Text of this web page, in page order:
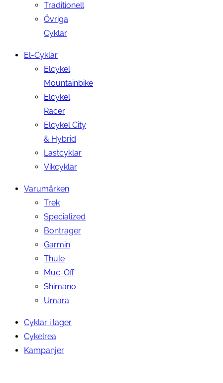
Traditionell
Övriga
Cyklar
El-Cyklar
Elcykel
Mountainbike
Elcykel
Racer
Elcykel City
& Hybrid
Lastcyklar
Vikcyklar
Varumärken
Trek
Specialized
Bontrager
Garmin
Thule
Muc-Off
Shimano
Umara
Cyklar i lager
Cykelrea
Kampanjer